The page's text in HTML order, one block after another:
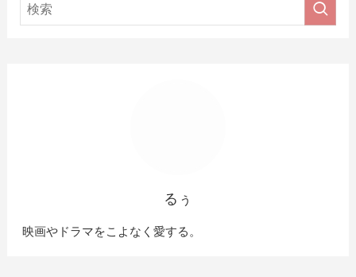
るぅ
映画やドラマをこよなく愛する。